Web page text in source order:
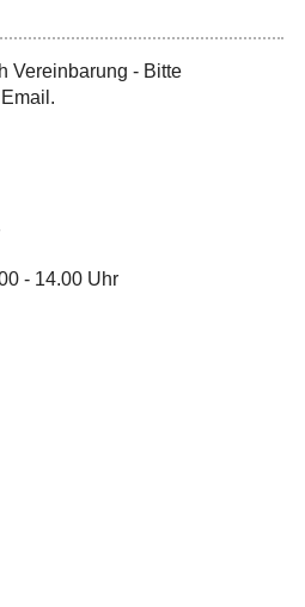
Vereinbarung - Bitte
- 14.00 Uhr